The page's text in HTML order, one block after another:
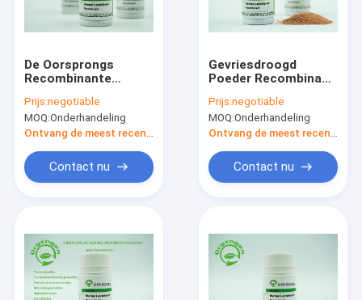
De Oorsprongs
Recombinante
Lactoferrin van de
rijstkorrel
Biologische
146897-68-9
Prijs:negotiable
MOQ:Onderhandeling
Contact nu
Gevriesdroogd
Poeder Recombinant
Laag Endotoxin 80Kd
Molecuulgewicht
Prijs:negotiable
MOQ:Onderhandeling
Contact nu